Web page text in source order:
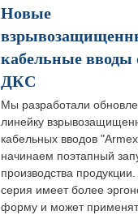
Новые
кабельные вводы
ДКС
Мы разработали
линейку
кабельных вводов
начинаем поэтапный
производства
серия имеет более
форму и может